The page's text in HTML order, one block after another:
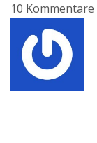
10 Kommentare